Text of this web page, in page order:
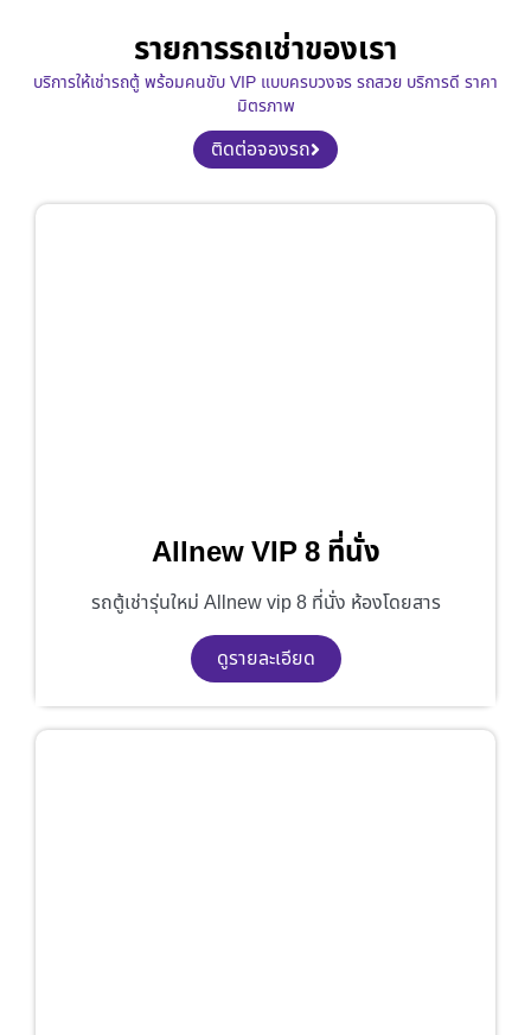
รายการรถเช่าของเรา
บริการให้เช่ารถตู้ พร้อมคนขับ VIP แบบครบวงจร รถสวย บริการดี ราคา
มิตรภาพ
ติดต่อจองรถ
Allnew VIP 8 ที่นั่ง
รถตู้เช่ารุ่นใหม่ Allnew vip 8 ที่นั่ง ห้องโดยสาร
ดูรายละเอียด